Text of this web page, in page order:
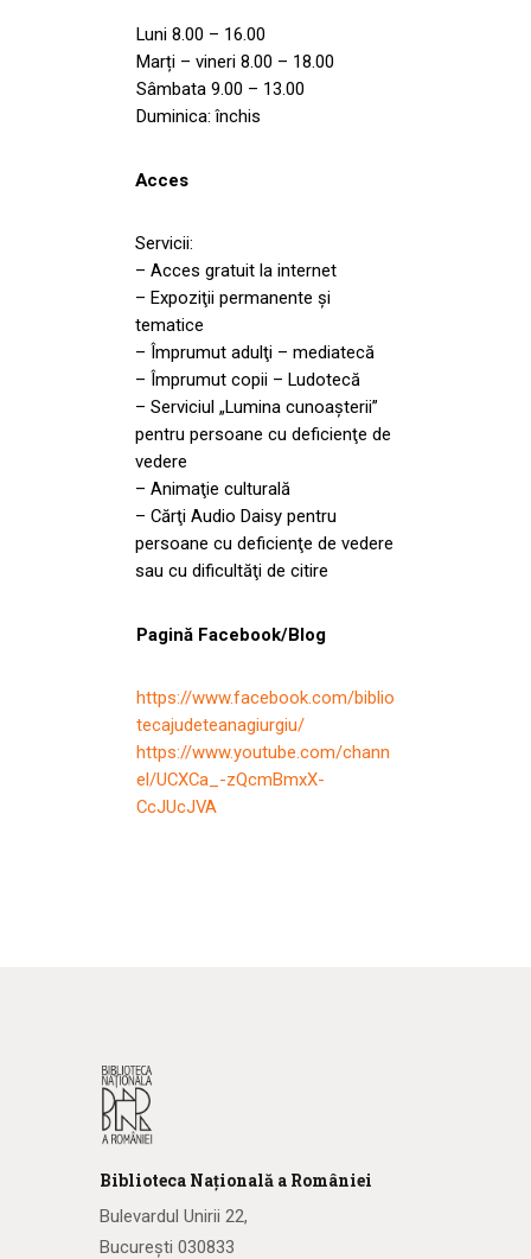
Luni 8.00 – 16.00
Marți – vineri 8.00 – 18.00
Sâmbata 9.00 – 13.00
Duminica: închis
Acces
Servicii:
– Acces gratuit la internet
– Expoziţii permanente şi
tematice
– Împrumut adulţi – mediatecă
– Împrumut copii – Ludotecă
– Serviciul „Lumina cunoaşterii”
pentru persoane cu deficienţe de
vedere
– Animaţie culturală
– Cărţi Audio Daisy pentru
persoane cu deficienţe de vedere
sau cu dificultăţi de citire
Pagină Facebook/Blog
https://www.facebook.com/biblio
tecajudeteanagiurgiu/
https://www.youtube.com/chann
el/UCXCa_-zQcmBmxX-
CcJUcJVA
Biblioteca Națională a României
Bulevardul Unirii 22,
București 030833